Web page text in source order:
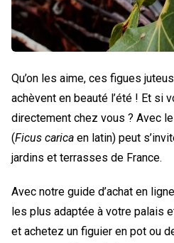
Qu’on les aime, ces figues
achèvent en beauté l’été ! Et si
directement chez vous ? Avec
(Ficus carica en latin) peut
jardins et terrasses de France.
Avec notre guide d’achat en
les plus adaptée à votre palais
et achetez un figuier en pot ou